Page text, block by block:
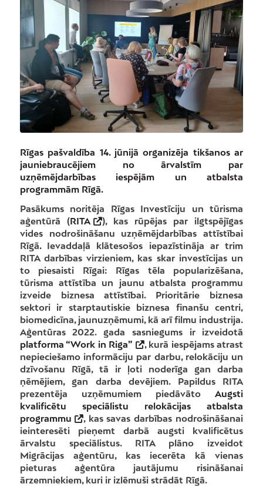
Rīgas pašvaldība 14. jūnijā organizēja tikšanos ar
jauniebraucējiem no ārvalstīm par
uzņēmējdarbības iespējām un atbalsta
programmām Rīgā.
Pasākums noritēja Rīgas Investīciju un tūrisma
aģentūrā (RITA
), kas rūpējas par ilgtspējīgas
vides nodrošināšanu uzņēmējdarbības attīstībai
Rīgā. Ievaddaļā klātesošos iepazīstināja ar trim
RITA darbības virzieniem, kas skar investīcijas un
to piesaisti Rīgai: Rīgas tēla popularizēšana,
tūrisma attīstība un jaunu atbalsta programmu
izveide biznesa attīstībai. Prioritārie biznesa
sektori ir starptautiskie biznesa finanšu centri,
biomedicīna, jaunuzņēmumi, kā arī filmu industrija.
Aģentūras 2022. gada sasniegums ir izveidotā
platforma “Work in Riga”
, kurā iespējams atrast
nepieciešamo informāciju par darbu, relokāciju un
dzīvošanu Rīgā, tā ir ļoti noderīga gan darba
ņēmējiem, gan darba devējiem. Papildus RITA
prezentēja uzņēmumiem piedāvātoAugsti
kvalificētu speciālistu relokācijas atbalsta
programmu
, kas savas darbības nodrošināšanai
ieinteresēti pieņemt darbā augsti kvalificētus
ārvalstu speciālistus. RITA plāno izveidot
Migrācijas aģentūru, kas iecerēta kā vienas
pieturas aģentūra jautājumu risināšanai
ārzemniekiem, kuri ir izlēmuši strādāt Rīgā.